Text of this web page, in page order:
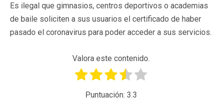
Es ilegal que gimnasios, centros deportivos o academias
de baile soliciten a sus usuarios el certificado de haber
pasado el coronavirus para poder acceder a sus servicios.
Valora este contenido.
Puntuación: 3.3